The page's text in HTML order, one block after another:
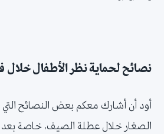
نصائح لحماية نظر الأطفال
أود أن أشارك معكم بعض النصائح التي
الصغار خلال عطلة الصيف، خاصة بعد